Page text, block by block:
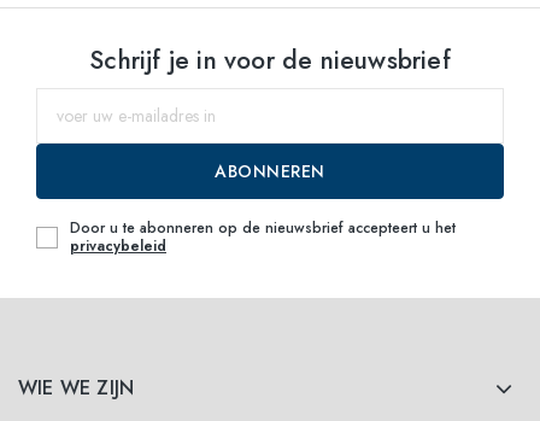
Selecteer maten
voor
voor
WIE WE ZIJN
Schrijf je in voor de nieuwsbrief
ABONNEREN
Door u te abonneren op de nieuwsbrief accepteert u het
privacybeleid